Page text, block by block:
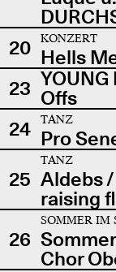
20
KONZERT
Hells
23 YOUNG
Offs
24
TANZ
Pro
25
TANZ
Aldebs /
raising
26
SOMMER IM
Chor